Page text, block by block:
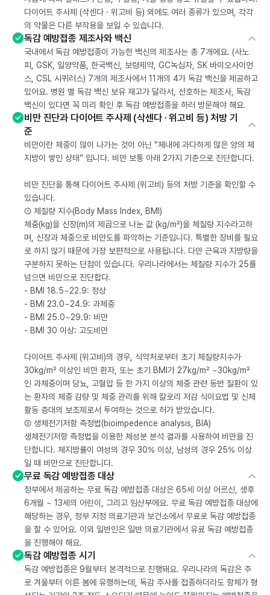
다이어트 주사제 (삭센다 · 위고비 등) 외에도 여러 종류가 있으며, 각각
의 약물은 다른 부작용을 보일 수 있습니다.
독감 예방접종 제조사와 백신
국내에서 독감 예방접종이 가능한 백신의 제조사는 총 7개에요. (사노
피, GSK, 일양약품, 한국백신, 보령제약, GC녹십자, SK 바이오사이언
스, CSL 시퀴러스) 7개의 제조사에서 11개의 4가 독감 백신을 제공하고
있어요. 병원 별 독감 백신 보유 재고가 달라서, 선호하는 제조사, 독감
백신이 있다면 꼭 미리 확인 후 독감 예방접종을 하러 방문해야 해요.
비만 진단과 다이어트 주사제 (삭센다 · 위고비 등) 처방 기
준
비만이란 체중이 많이 나가는 것이 아닌 “체내에 과다하게 많은 양의 체
지방이 쌓인 상태” 입니다. 비만 보통 아래 2가지 기준으로 진단합니다.
비만 진단을 통해 다이어트 주사제 (위고비) 등의 처방 기준을 확인할 수
있습니다.
① 체질량 지수(Body Mass Index, BMI)
체중(kg)을 신장(m)의 제곱으로 나눈 값 (kg/m²)을 체질량 지수라고하
며, 신장과 체중으로 비만도를 파악하는 기준입니다. 특별한 장비를 필요
로 하지 않기 때문에 가장 보편적으로 사용됩니다. 다만 근육과 지방량을
구분하지 못하는 단점이 있습니다. 우리나라에서는 체질량 지수가 25를
넘으면 비만으로 진단합다.
- BMI 18.5~22.9: 정상
- BMI 23.0~24.9: 과체중
- BMI 25.0~29.9: 비만
- BMI 30 이상: 고도비만
다이어트 주사제 (위고비)의 경우, 식약처로부터 초기 체질량지수가
30kg/m² 이상인 비만 환자, 또는 초기 BMI가 27kg/m² ~30kg/m²
인 과체중이며 당뇨, 고혈압 등 한 가지 이상의 체중 관련 동반 질환이 있
는 환자의 체중 감량 및 체중 관리를 위해 칼로리 저감 식이요법 및 신체
활동 증대의 보조제로서 투여하는 것으로 허가 받았습니다.
② 생체전기저항 측정법(bioimpedence analysis, BIA)
생체전기저항 측정법을 이용한 체성분 분석 결과를 사용하여 비만을 진
단합니다. 체지방률이 여성의 경우 30% 이상, 남성의 경우 25% 이상
일 때 비만으로 진단합니다.
무료 독감 예방접종 대상
정부에서 제공하는 무료 독감 예방접종 대상은 65세 이상 어르신, 생후
6개월 ~ 13세의 어린이, 그리고 임산부에요. 무료 독감 예방접종 대상에
해당하는 경우, 정부 지정 의료기관과 보건소에서 무료로 독감 예방접종
을 할 수 있어요. 이외 일반인은 일반 의료기관에서 유료 독감 예방접종
을 진행해야 해요.
독감 예방접종 시기
독감 예방접종은 9월부터 본격적으로 진행돼요. 우리나라의 독감은 주
로 겨울부터 이른 봄에 유행하는데, 독감 주사를 접종하더라도 항체가 형